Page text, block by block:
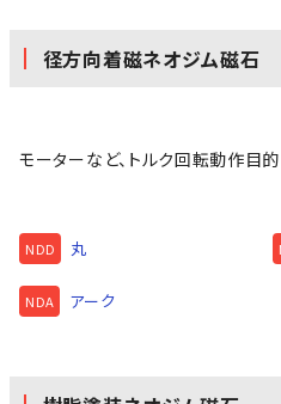
径方向着磁ネオジム磁石
モーターなど、トルク回転動作目的
NDD 丸
NDA アーク